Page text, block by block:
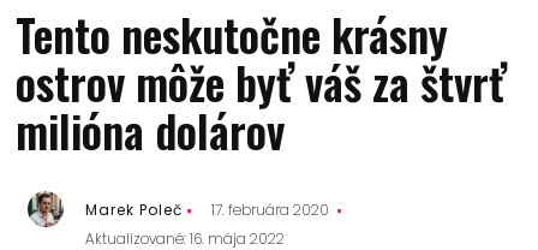
Tento neskutočne krásny
ostrov môže byť váš za štvrť
milióna dolárov
Marek Poleč
17. februára 2020
Aktualizované: 16. mája 2022